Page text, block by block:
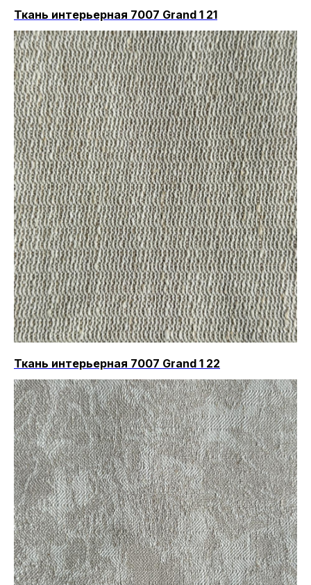
Ткань интерьерная 7007 Grand 1 21
Ткань интерьерная 7007 Grand 1 22